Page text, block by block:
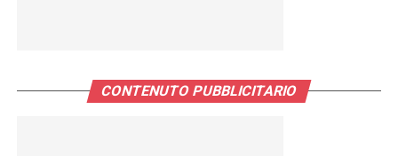
CONTENUTO PUBBLICITARIO